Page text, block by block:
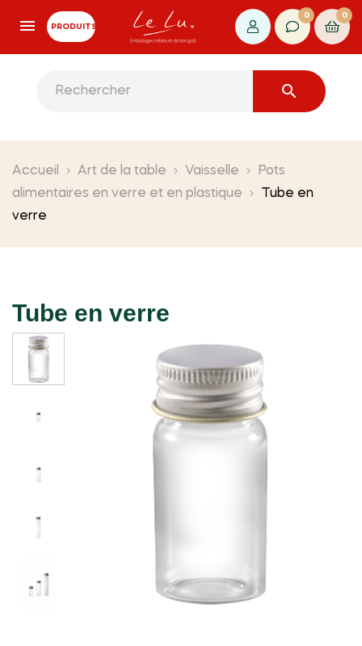
PRODUITS
0 0

Accueil Art de la table Vaisselle
Pots
alimentaires en verre et en plastique
Tube en
verre
Tube en verre